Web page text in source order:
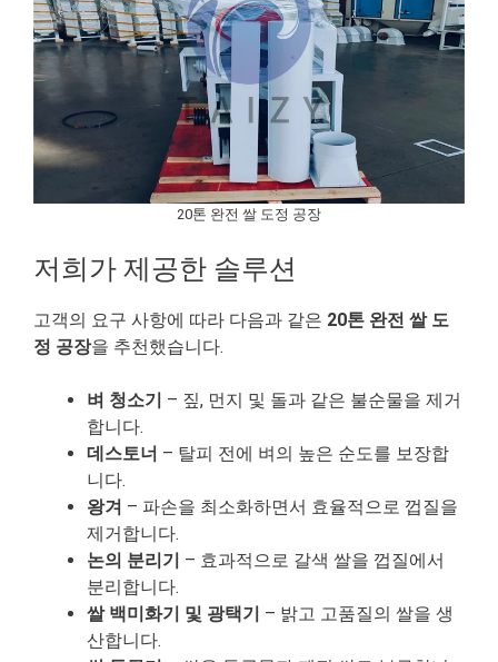
20톤 완전 쌀 도정 공장
저희가 제공한 솔루션
고객의 요구 사항에 따라 다음과 같은 20톤 완전 쌀 도
정 공장을 추천했습니다.
벼 청소기 – 짚, 먼지 및 돌과 같은 불순물을 제거
합니다.
데스토너 – 탈피 전에 벼의 높은 순도를 보장합
니다.
왕겨 – 파손을 최소화하면서 효율적으로 껍질을
제거합니다.
논의 분리기 – 효과적으로 갈색 쌀을 껍질에서
분리합니다.
쌀 백미화기 및 광택기 – 밝고 고품질의 쌀을 생
산합니다.